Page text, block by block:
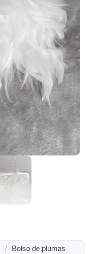
/
Bolso de plumas